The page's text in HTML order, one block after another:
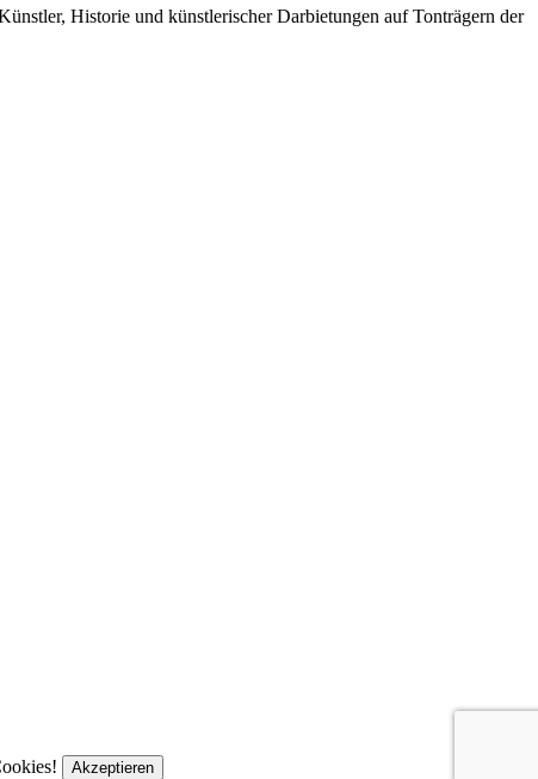
Historie und künstlerischer Darbietungen auf Tonträgern der
Akzeptieren